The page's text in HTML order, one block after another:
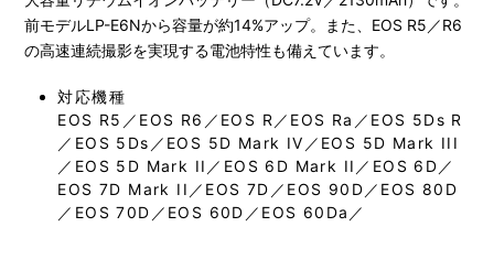
前モデルLP-E6Nから容量が約14%アップ。また、EOS R5／R6
の高速連続撮影を実現する電池特性も備えています。
対応機種
EOS R5／EOS R6／EOS R／EOS Ra／EOS 5Ds R
／EOS 5Ds／EOS 5D Mark IV／EOS 5D Mark III
／EOS 5D Mark II／EOS 6D Mark II／EOS 6D／
EOS 7D Mark II／EOS 7D／EOS 90D／EOS 80D
／EOS 70D／EOS 60D／EOS 60Da／